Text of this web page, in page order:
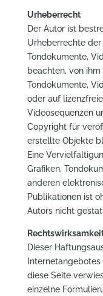
Urheberrecht
Der Autor ist
Urheberrechte
Tondokumente,
beachten, von
Tondokumente,
oder auf
Videosequenzen
Copyright für
erstellte Objekte
Eine
Grafiken,
anderen
Publikationen ist
Autors nicht
Dieser
diese Seite
einzelne